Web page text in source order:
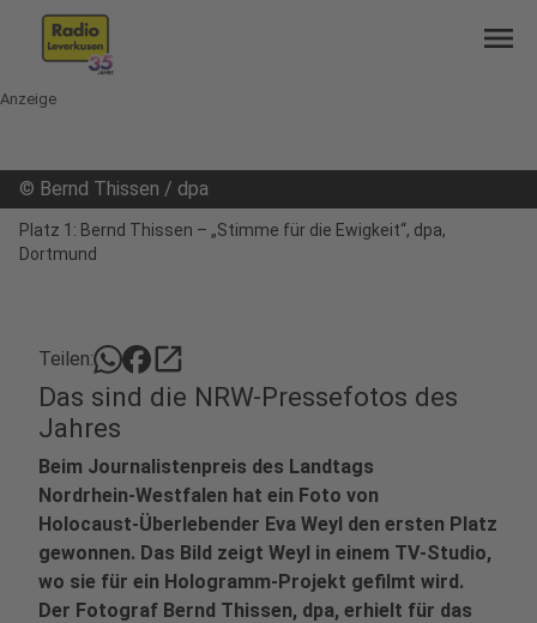
menu
Anzeige
© Bernd Thissen / dpa
Platz 1: Bernd Thissen – „Stimme für die Ewigkeit“, dpa,
Dortmund
Teilen: open_in_new
Das sind die NRW-Pressefotos des
Jahres
Beim Journalistenpreis des Landtags
Nordrhein‑Westfalen hat ein Foto von
Holocaust‑Überlebender Eva Weyl den ersten Platz
gewonnen. Das Bild zeigt Weyl in einem TV‑Studio,
wo sie für ein Hologramm‑Projekt gefilmt wird.
Der Fotograf Bernd Thissen, dpa, erhielt für das